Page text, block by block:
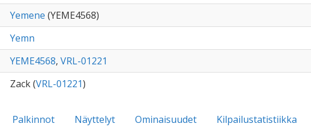
Yemene (YEME4568)
Yemn
YEME4568, VRL-01221
Zack (VRL-01221)
Palkinnot Näyttelyt Ominaisuudet Kilpailustatistiikka